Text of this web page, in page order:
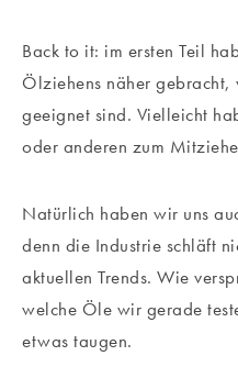
Back to it: im ersten Teil
Ölziehens näher
geeignet sind. Vielleicht
oder anderen zum
Natürlich haben wir uns
denn die Industrie schläft
aktuellen Trends. Wie
welche Öle wir gerade
etwas taugen.